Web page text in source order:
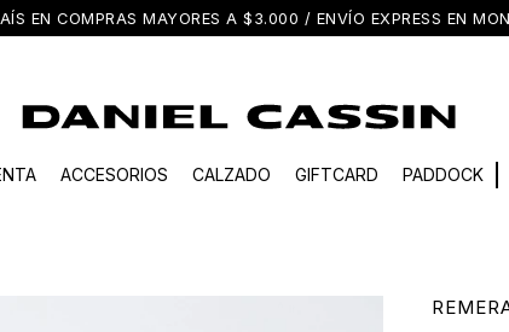
EN COMPRAS MAYORES A $3.000 / ENVÍO EXPRESS EN
ACCESORIOS CALZADO GIFTCARD PADDOCK